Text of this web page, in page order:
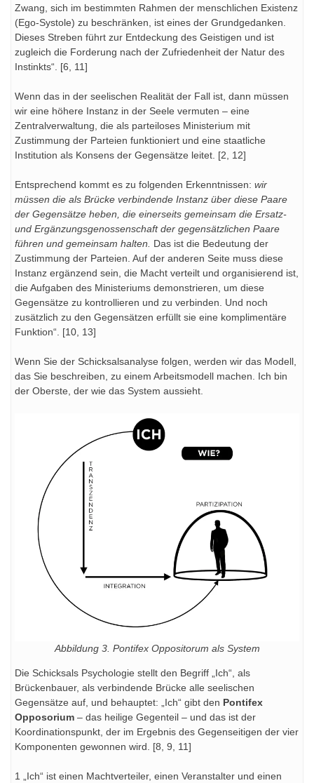
Zwang, sich im bestimmten Rahmen der menschlichen Existenz
(Ego-Systole) zu beschränken, ist eines der Grundgedanken.
Dieses Streben führt zur Entdeckung des Geistigen und ist
zugleich die Forderung nach der Zufriedenheit der Natur des
Instinkts“. [6, 11]
Wenn das in der seelischen Realität der Fall ist, dann müssen
wir eine höhere Instanz in der Seele vermuten – eine
Zentralverwaltung, die als parteiloses Ministerium mit
Zustimmung der Parteien funktioniert und eine staatliche
Institution als Konsens der Gegensätze leitet. [2, 12]
Entsprechend kommt es zu folgenden Erkenntnissen: wir
müssen die als Brücke verbindende Instanz über diese Paare
der Gegensätze heben, die einerseits gemeinsam die Ersatz-
und Ergänzungsgenossenschaft der gegensätzlichen Paare
führen und gemeinsam halten. Das ist die Bedeutung der
Zustimmung der Parteien. Auf der anderen Seite muss diese
Instanz ergänzend sein, die Macht verteilt und organisierend ist,
die Aufgaben des Ministeriums demonstrieren, um diese
Gegensätze zu kontrollieren und zu verbinden. Und noch
zusätzlich zu den Gegensätzen erfüllt sie eine komplimentäre
Funktion“. [10, 13]
Wenn Sie der Schicksalsanalyse folgen, werden wir das Modell,
das Sie beschreiben, zu einem Arbeitsmodell machen. Ich bin
der Oberste, der wie das System aussieht.
Abbildung 3. Pontifex Oppositorum als System
Die Schicksals Psychologie stellt den Begriff „Ich“, als
Brückenbauer, als verbindende Brücke alle seelischen
Gegensätze auf, und behauptet: „Ich“ gibt den Pontifex
Opposorium – das heilige Gegenteil – und das ist der
Koordinationspunkt, der im Ergebnis des Gegenseitigen der vier
Komponenten gewonnen wird. [8, 9, 11]
1 „Ich“ ist einen Machtverteiler, einen Veranstalter und einen